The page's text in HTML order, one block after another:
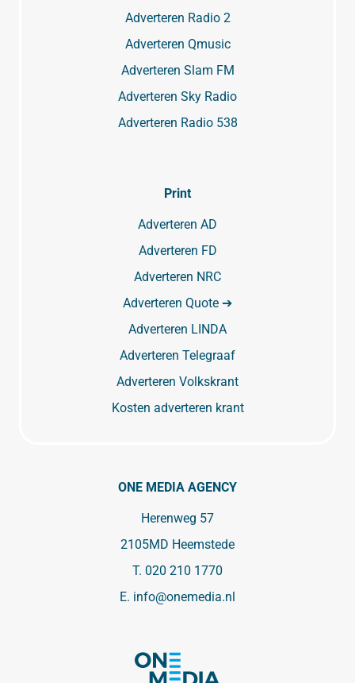
Adverteren Radio 2
Adverteren Qmusic
Adverteren Slam FM
Adverteren Sky Radio
Adverteren Radio 538
Print
Adverteren AD
Adverteren FD
Adverteren NRC
Adverteren Quote ➔
Adverteren LINDA
Adverteren Telegraaf
Adverteren Volkskrant
Kosten adverteren krant
ONE MEDIA AGENCY
Herenweg 57
2105MD Heemstede
T. 020 210 1770
E. info@onemedia.nl